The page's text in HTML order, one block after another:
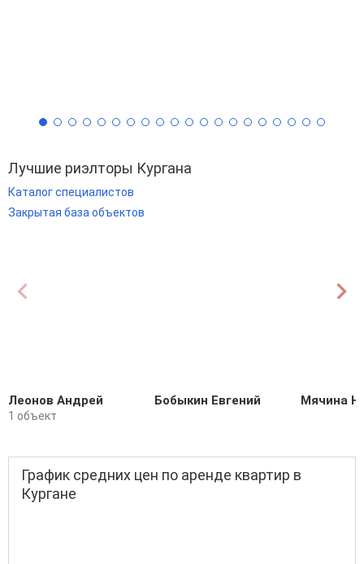
Лучшие риэлторы Кургана
Каталог специалистов
Закрытая база объектов
Леонов Андрей
1 объект
Бобыкин Евгений Мячина
График средних цен по аренде квартир в
Кургане